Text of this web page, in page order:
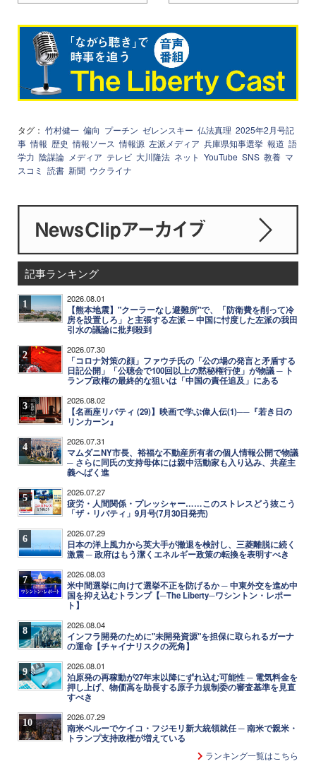
タグ： 竹村健一 偏向 プーチン ゼレンスキー 仏法真理 2025年2月号記
事 情報 歴史 情報ソース 情報源 左派メディア 兵庫県知事選挙 報道 語
学力 陰謀論 メディア テレビ 大川隆法 ネット YouTube SNS 教養 マ
スコミ 読書 新聞 ウクライナ
記事ランキング
1 2026.08.01
【熊本地震】"クーラーなし避難所"で、「防衛費を削って冷
房を設置しろ」と主張する左派 ─ 中国に忖度した左派の我田
引水の議論に批判殺到
2 2026.07.30
「コロナ対策の顔」ファウチ氏の「公の場の発言と矛盾する
日記公開」「公聴会で100回以上の黙秘権行使」が物議 ─ ト
ランプ政権の最終的な狙いは「中国の責任追及」にある
3 2026.08.02
【名画座リバティ (29)】映画で学ぶ偉人伝(1)──『若き日の
リンカーン』
4 2026.07.31
マムダニNY市長、裕福な不動産所有者の個人情報公開で物議
─ さらに同氏の支持母体には親中活動家も入り込み、共産主
義へばく進
5 2026.07.27
疲労・人間関係・プレッシャー……このストレスどう抜こう
「ザ・リバティ」9月号(7月30日発売)
6 2026.07.29
日本の洋上風力から英大手が撤退を検討し、三菱離脱に続く
激震 ─ 政府はもう潔くエネルギー政策の転換を表明すべき
7 2026.08.03
米中間選挙に向けて選挙不正を防げるか ─ 中東外交を進め中
国を抑え込むトランプ【─The Liberty─ワシントン・レポー
ト】
8 2026.08.04
インフラ開発のために"未開発資源"を担保に取られるガーナ
の運命【チャイナリスクの死角】
9 2026.08.01
泊原発の再稼動が27年末以降にずれ込む可能性 ─ 電気料金を
押し上げ、物価高を助長する原子力規制委の審査基準を見直
すべき
10 2026.07.29
南米ペルーでケイコ・フジモリ新大統領就任 ─ 南米で親米・
トランプ支持政権が増えている
ランキング一覧はこちら